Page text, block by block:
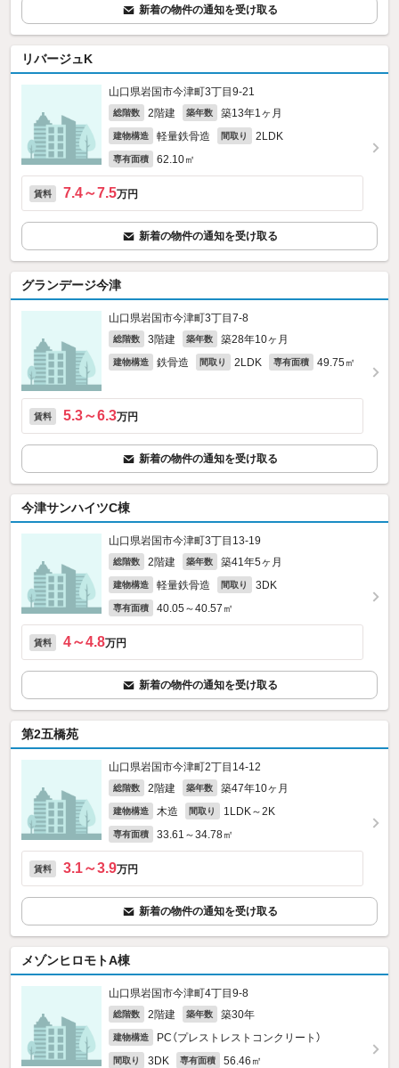
新着の物件の通知を受け取る
リバージュK
山口県岩国市今津町3丁目9-21
総階数 2階建 築年数 築13年1ヶ月
建物構造 軽量鉄骨造 間取り 2LDK
専有面積 62.10㎡
賃料 7.4～7.5万円
新着の物件の通知を受け取る
グランデージ今津
山口県岩国市今津町3丁目7-8
総階数 3階建 築年数 築28年10ヶ月
建物構造 鉄骨造 間取り 2LDK 専有面積 49.75㎡
賃料 5.3～6.3万円
新着の物件の通知を受け取る
今津サンハイツC棟
山口県岩国市今津町3丁目13-19
総階数 2階建 築年数 築41年5ヶ月
建物構造 軽量鉄骨造 間取り 3DK
専有面積 40.05～40.57㎡
賃料 4～4.8万円
新着の物件の通知を受け取る
第2五橋苑
山口県岩国市今津町2丁目14-12
総階数 2階建 築年数 築47年10ヶ月
建物構造 木造 間取り 1LDK～2K
専有面積 33.61～34.78㎡
賃料 3.1～3.9万円
新着の物件の通知を受け取る
メゾンヒロモトA棟
山口県岩国市今津町4丁目9-8
総階数 2階建 築年数 築30年
建物構造 PC（プレストレストコンクリート）
間取り 3DK 専有面積 56.46㎡